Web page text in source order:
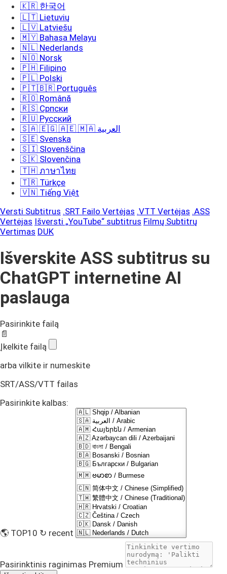
🇰🇷 한국어
🇱🇹 Lietuvių
🇱🇻 Latviešu
🇲🇾 Bahasa Melayu
🇳🇱 Nederlands
🇳🇴 Norsk
🇵🇭 Filipino
🇵🇱 Polski
🇵🇹🇧🇷 Português
🇷🇴 Română
🇷🇸 Српски
🇷🇺 Русский
🇸🇦 🇪🇬 🇦🇪 🇲🇦 العربية
🇸🇪 Svenska
🇸🇮 Slovenščina
🇸🇰 Slovenčina
🇹🇭 ภาษาไทย
🇹🇷 Türkçe
🇻🇳 Tiếng Việt
Versti Subtitrus .SRT Failo Vertėjas .VTT Vertėjas .ASS
Vertėjas Išversti „YouTube“ subtitrus Filmų Subtitrų
Vertimas DUK
Išverskite ASS subtitrus su
ChatGPT internetine AI
paslauga
Pasirinkite failą
📄
Įkelkite failą
arba vilkite ir numeskite
SRT/ASS/VTT failas
Pasirinkite kalbas:
🌎 TOP10 ↻ recent
Pasirinktinis raginimas Premium